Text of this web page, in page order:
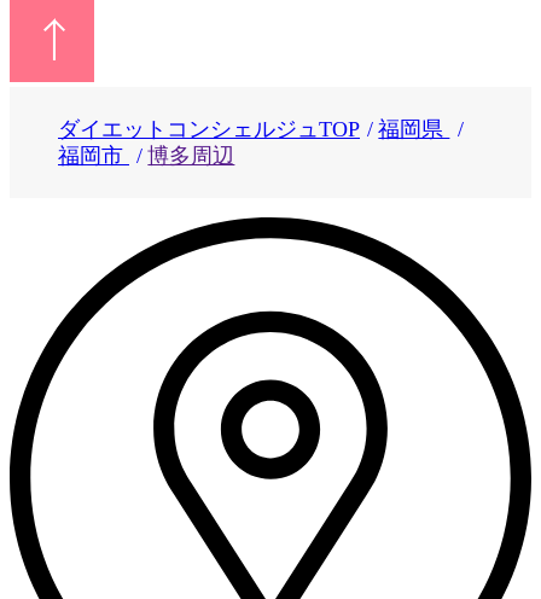
ダイエットコンシェルジュTOP
福岡県
福岡市
博多周辺